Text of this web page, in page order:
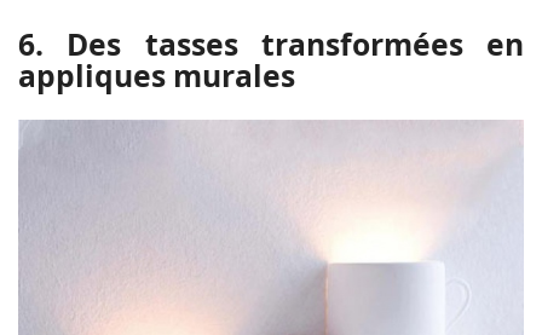
6. Des tasses transformées en
appliques murales